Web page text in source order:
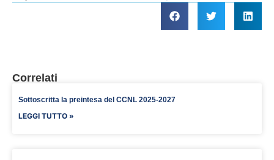
Correlati
Sottoscritta la preintesa del CCNL 2025-2027
LEGGI TUTTO »